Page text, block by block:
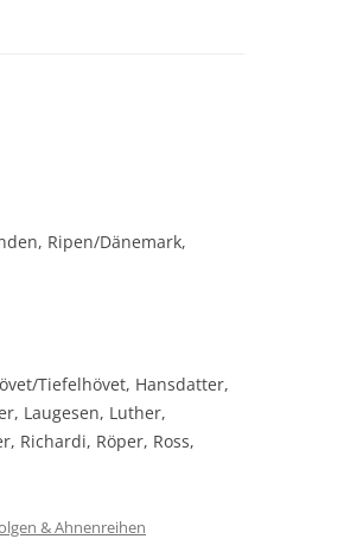
Ripen/Dänemark,
Tiefelhövet, Hansdatter,
Laugesen, Luther,
Richardi, Röper, Ross,
& Ahnenreihen